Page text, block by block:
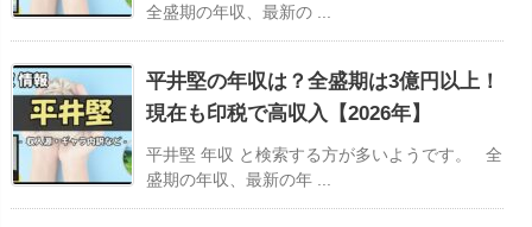
全盛期の年収、最新の ...
平井堅の年収は？全盛期は3億円以上！
現在も印税で高収入【2026年】
平井堅 年収 と検索する方が多いようです。 全
盛期の年収、最新の年 ...